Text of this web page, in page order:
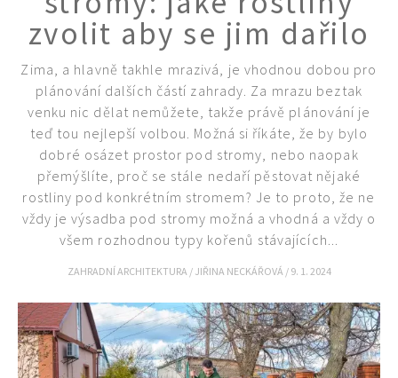
zvolit aby se jim dařilo
Zima, a hlavně takhle mrazivá, je vhodnou dobou pro
plánování dalších částí zahrady. Za mrazu beztak
venku nic dělat nemůžete, takže právě plánování je
teď tou nejlepší volbou. Možná si říkáte, že by bylo
dobré osázet prostor pod stromy, nebo naopak
přemýšlíte, proč se stále nedaří pěstovat nějaké
rostliny pod konkrétním stromem? Je to proto, že ne
vždy je výsadba pod stromy možná a vhodná a vždy o
všem rozhodnou typy kořenů stávajících...
ZAHRADNÍ ARCHITEKTURA / JIŘINA NECKÁŘOVÁ / 9. 1. 2024